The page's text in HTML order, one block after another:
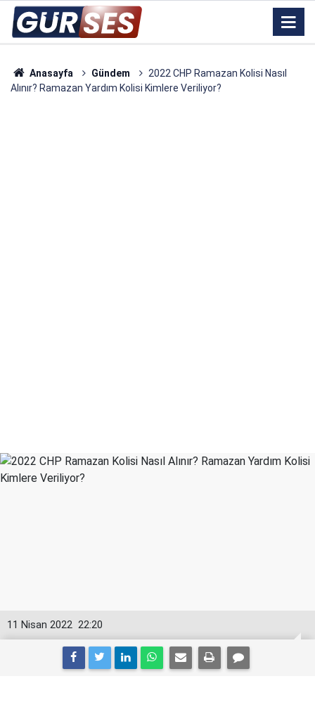
Anasayfa Gündem
2022 CHP Ramazan Kolisi Nasıl
Alınır? Ramazan Yardım Kolisi Kimlere Veriliyor?
22:20
11 Nisan 2022